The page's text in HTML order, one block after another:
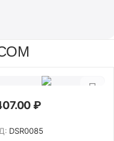
₽
DSR0085